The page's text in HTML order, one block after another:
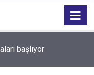
başlıyor